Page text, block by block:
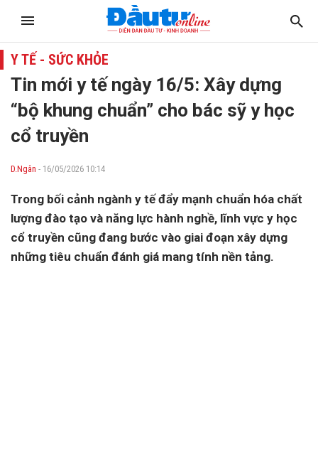
Y TẾ - SỨC KHỎE
Tin mới y tế ngày 16/5: Xây dựng
“bộ khung chuẩn” cho bác sỹ y học
cổ truyền
D.Ngân - 16/05/2026 10:14
Trong bối cảnh ngành y tế đẩy mạnh chuẩn hóa chất
lượng đào tạo và năng lực hành nghề, lĩnh vực y học
cổ truyền cũng đang bước vào giai đoạn xây dựng
những tiêu chuẩn đánh giá mang tính nền tảng.